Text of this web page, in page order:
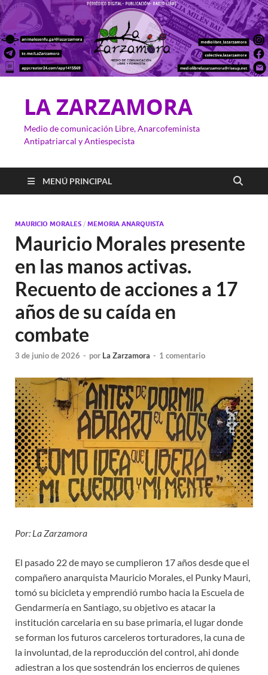
LA ZARZAMORA
Medio de comunicación Libre, Anarcofeminista
Antipatriarcal y Antiespecista
MENÚ PRINCIPAL
MAURICIO MORALES / MEMORIA ANARQUISTA
Mauricio Morales presente
en las manos activas.
Recuento de acciones a 17
años de su caída en
combate
3 de junio de 2026 - por La Zarzamora - 1 comentario
Por: La Zarzamora
El pasado 22 de mayo se cumplieron 17 años desde que el
compañero anarquista Mauricio Morales, el Punky Mauri,
tomó su bicicleta y emprendió rumbo hacia la Escuela de
Gendarmería en Santiago, su objetivo es atacar la
institución carcelaria en su base primaria, el lugar donde
se forman los futuros carceleros torturadores, la cuna de
la involuntad, de la reproducción del control, ahi donde
adiestran a los que sostendrán los encierros de quienes